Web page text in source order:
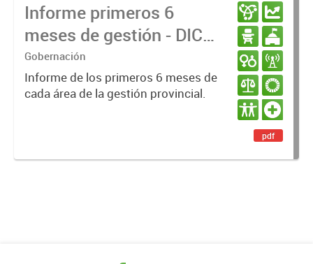
Informe primeros 6
meses de gestión - DIC
23 / JUN 24
Gobernación
Informe de los primeros 6 meses de
cada área de la gestión provincial.
pdf